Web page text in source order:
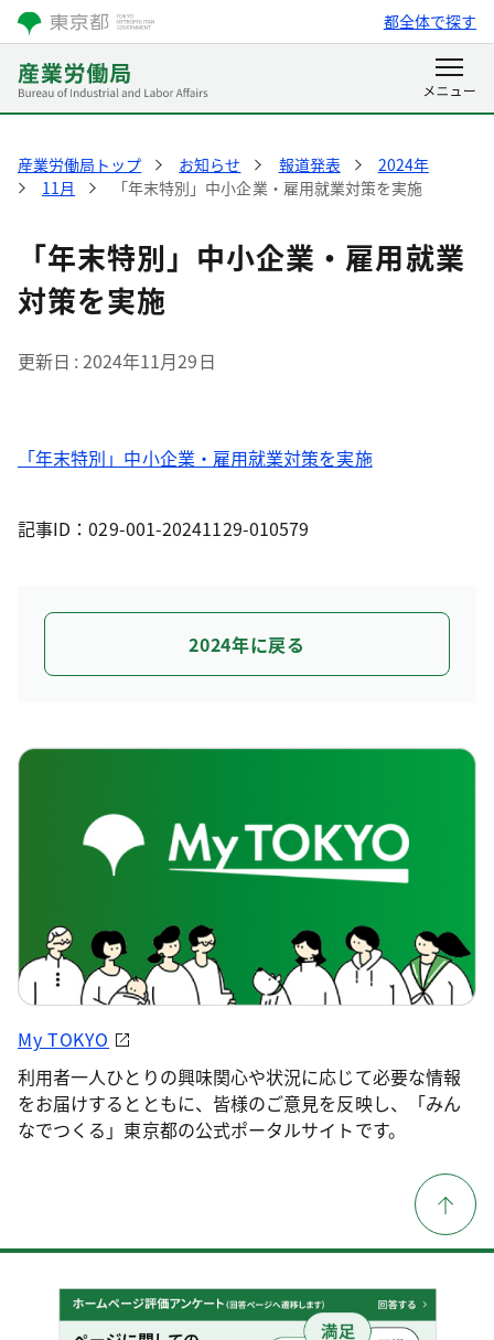
都全体で探す
産業労働局トップ お知らせ 報道発表
2024年
11月
「年末特別」中小企業・雇用就業対策を実施
「年末特別」中小企業・雇用就業
対策を実施
更新日 2024年11月29日
「年末特別」中小企業・雇用就業対策を実施
記事ID：029-001-20241129-010579
2024年に戻る
My TOKYO
利用者一人ひとりの興味関心や状況に応じて必要な情報
をお届けするとともに、皆様のご意見を反映し、「みん
なでつくる」東京都の公式ポータルサイトです。